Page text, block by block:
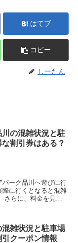
はてブ
コピー
しーたん
の混雑状況と駐
割引券はある？
ーク品川へ遊びに行
際に行くとなると混雑
雑状況と駐車場
クーポン情報